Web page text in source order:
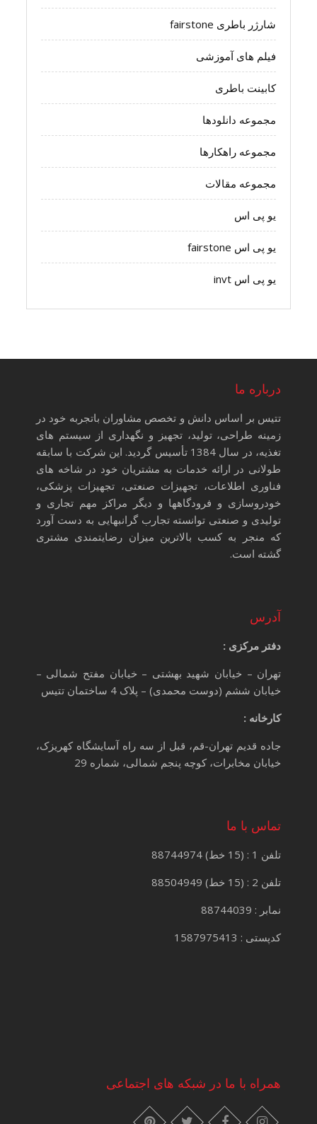
شارژر باطری fairstone
فیلم های آموزشی
کابینت باطری
مجموعه دانلودها
مجموعه راهکارها
مجموعه مقالات
یو پی اس
یو پی اس fairstone
یو پی اس invt
درباره ما
تتیس بر اساس دانش و تخصص مشاوران باتجربه خود در
زمینه طراحی، تولید، تجهیز و نگهداری از سیستم های
تغذیه، در سال 1384 تأسیس گردید. این شرکت با سابقه
طولانی در ارائه خدمات به مشتریان خود در شاخه های
فناوری اطلاعات، تجهیزات صنعتی، تجهیزات پزشکی،
خودروسازی و فرودگاهها و دیگر مراکز مهم تجاری و
تولیدی و صنعتی توانسته تجارب گرانبهایی به دست آورد
که منجر به کسب بالاترین میزان رضایتمندی مشتری
گشته است.
آدرس
دفتر مرکزی :
تهران – خیابان شهید بهشتی – خیابان مفتح شمالی –
خیابان ششم (دوست محمدی) – پلاک 4 ساختمان تتیس
کارخانه :
جاده قدیم تهران-قم، قبل از سه راه آسایشگاه کهریزک،
خیابان مخابرات، کوچه پنجم شمالی، شماره 29
تماس با ما
تلفن 1 : (15 خط) 88744974
تلفن 2 : (15 خط) 88504949
نمابر : 88744039
کدپستی : 1587975413
همراه با ما در شبکه های اجتماعی